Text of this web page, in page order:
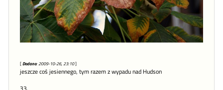
[Dodano: 2009-10-26, 23:10]
jeszcze coś jesiennego, tym razem z wypadu nad Hudson